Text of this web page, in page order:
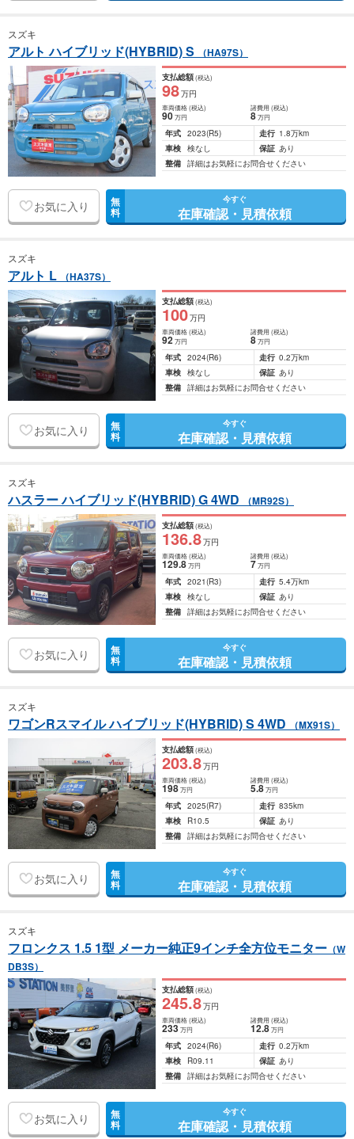
スズキ
アルト ハイブリッド(HYBRID) S （HA97S）
支払総額(税込)
98万円
車両価格(税込)
90万円
諸費用 (税込)
8 万円
年式 2023(R5) 走行 1.8万km
車検 検なし 保証 あり
整備 詳細はお気軽にお問合せください
お気に入り 無
料
今すぐ
在庫確認・見積依頼
スズキ
アルト L （HA37S）
支払総額(税込)
100万円
車両価格(税込)
92万円
諸費用 (税込)
8 万円
年式 2024(R6) 走行 0.2万km
車検 検なし 保証 あり
整備 詳細はお気軽にお問合せください
お気に入り 無
料
今すぐ
在庫確認・見積依頼
スズキ
ハスラー ハイブリッド(HYBRID) G 4WD （MR92S）
支払総額(税込)
136.8万円
車両価格(税込)
129.8万円
諸費用 (税込)
7 万円
年式 2021(R3) 走行 5.4万km
車検 検なし 保証 あり
整備 詳細はお気軽にお問合せください
お気に入り 無
料
今すぐ
在庫確認・見積依頼
スズキ
ワゴンRスマイル ハイブリッド(HYBRID) S 4WD （MX91S）
支払総額(税込)
203.8万円
車両価格(税込)
198万円
諸費用 (税込)
5.8 万円
年式 2025(R7) 走行 835km
車検
R10.5 保証 あり
整備 詳細はお気軽にお問合せください
お気に入り 無
料
今すぐ
在庫確認・見積依頼
スズキ
フロンクス 1.5 1型 メーカー純正9インチ全方位モニター （W
DB3S）
支払総額(税込)
245.8万円
車両価格(税込)
233万円
諸費用 (税込)
12.8 万円
年式 2024(R6) 走行 0.2万km
車検
R09.11 保証 あり
整備 詳細はお気軽にお問合せください
お気に入り 無
料
今すぐ
在庫確認・見積依頼